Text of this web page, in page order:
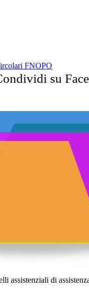
FNOPO
su
assistenziali di